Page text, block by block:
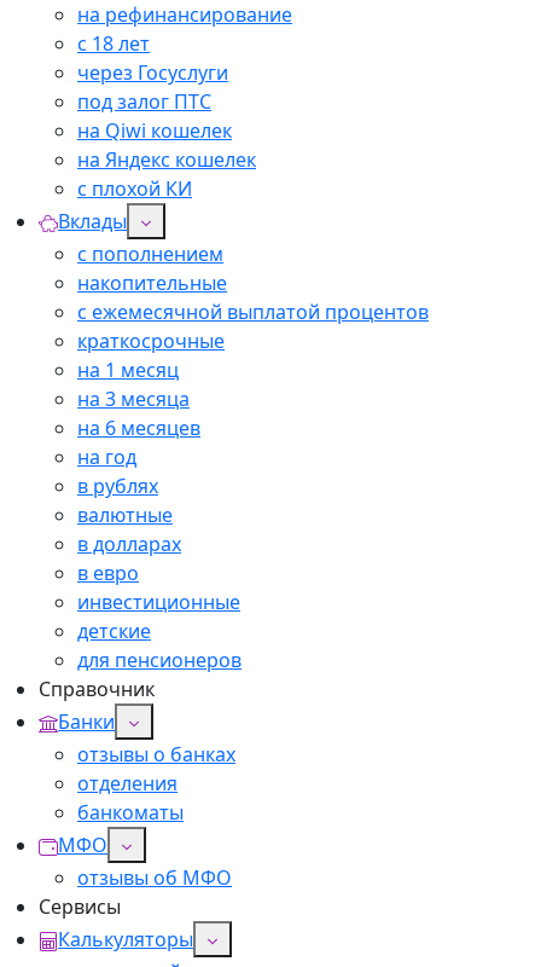
на рефинансирование
с 18 лет
через Госуслуги
под залог ПТС
на Qiwi кошелек
на Яндекс кошелек
с плохой КИ
Вклады
с пополнением
накопительные
с ежемесячной выплатой процентов
краткосрочные
на 1 месяц
на 3 месяца
на 6 месяцев
на год
в рублях
валютные
в долларах
в евро
инвестиционные
детские
для пенсионеров
Справочник
Банки
отзывы о банках
отделения
банкоматы
МФО
отзывы об МФО
Сервисы
Калькуляторы